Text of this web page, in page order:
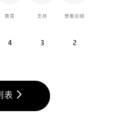
赞赏
4
支持
3
想看后续
2
表